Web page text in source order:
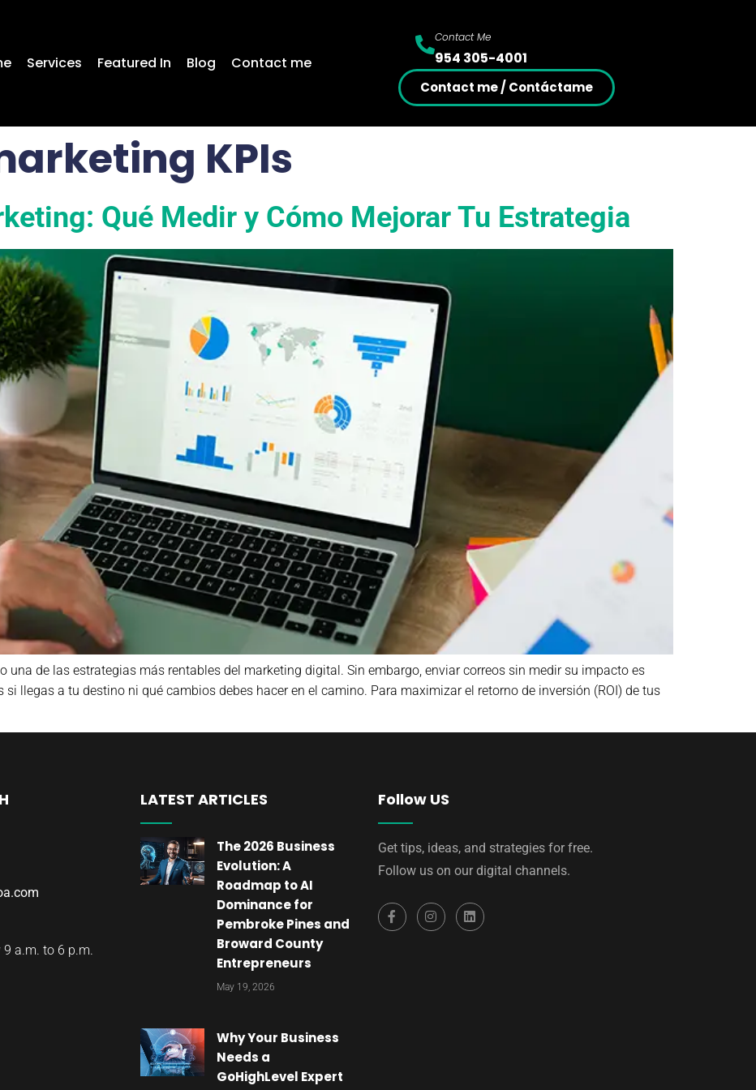
Services Featured In Blog Contact me
Contact Me
954 305-4001
Contact me / Contáctame
KPIs
Qué Medir y Cómo Mejorar Tu Estrategia
una de las estrategias más rentables del marketing digital. Sin embargo, enviar correos sin medir su impacto es
llegas a tu destino ni qué cambios debes hacer en el camino. Para maximizar el retorno de inversión (ROI) de tus
a.m. to 6 p.m.
LATEST ARTICLES
The 2026 Business
Evolution: A
Roadmap to AI
Dominance for
Pembroke Pines and
Broward County
Entrepreneurs
May 19, 2026
Why Your Business
Needs a
GoHighLevel Expert
Follow US
Get tips, ideas, and strategies for free.
Follow us on our digital channels.